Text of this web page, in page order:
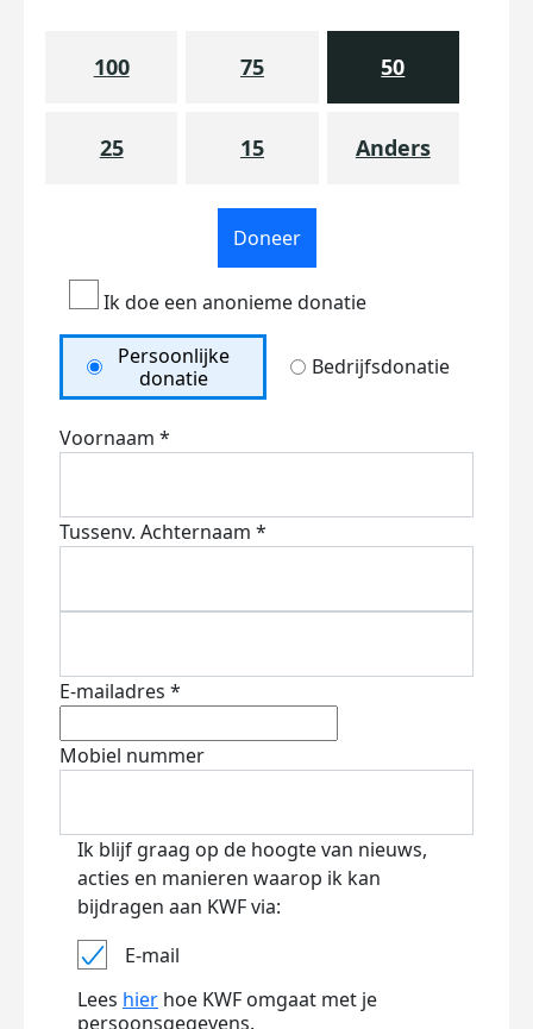
100 75 50
25 15 Anders
Doneer
Ik doe een anonieme donatie
Persoonlijke
donatie
Bedrijfsdonatie
Voornaam *
Tussenv. Achternaam *
E-mailadres *
Mobiel nummer
Ik blijf graag op de hoogte van nieuws,
acties en manieren waarop ik kan
bijdragen aan KWF via:
E-mail
Lees hier hoe KWF omgaat met je
persoonsgegevens.